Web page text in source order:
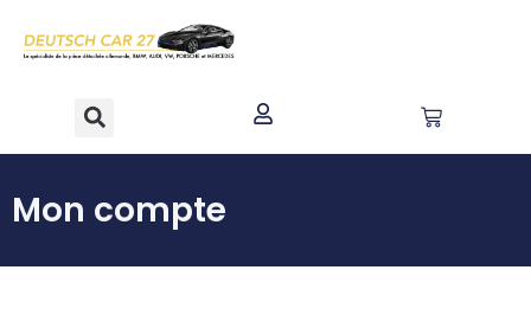
principal
Mon compte